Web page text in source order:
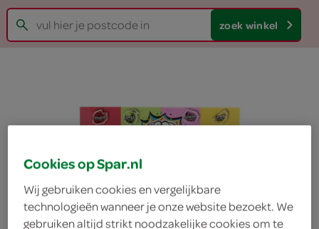
zoek winkel
Cookies op Spar.nl
Wij gebruiken cookies en vergelijkbare
technologieën wanneer je onze website bezoekt. We
gebruiken altijd strikt noodzakelijke cookies om te